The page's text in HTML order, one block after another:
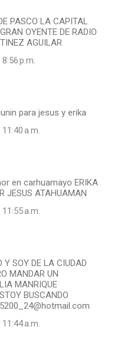
PASCO LA CAPITAL
OYENTE DE RADIO
AGUILAR
p.m.
para jesus y erika
a.m.
en carhuamayo ERIKA
JESUS ATAHUAMAN
a.m.
SOY DE LA CIUDAD
MANDAR UN
MANRIQUE
BUSCANDO
a.m.